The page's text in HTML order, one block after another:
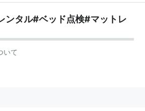
ンタル#ベッド点検#マットレ
いて